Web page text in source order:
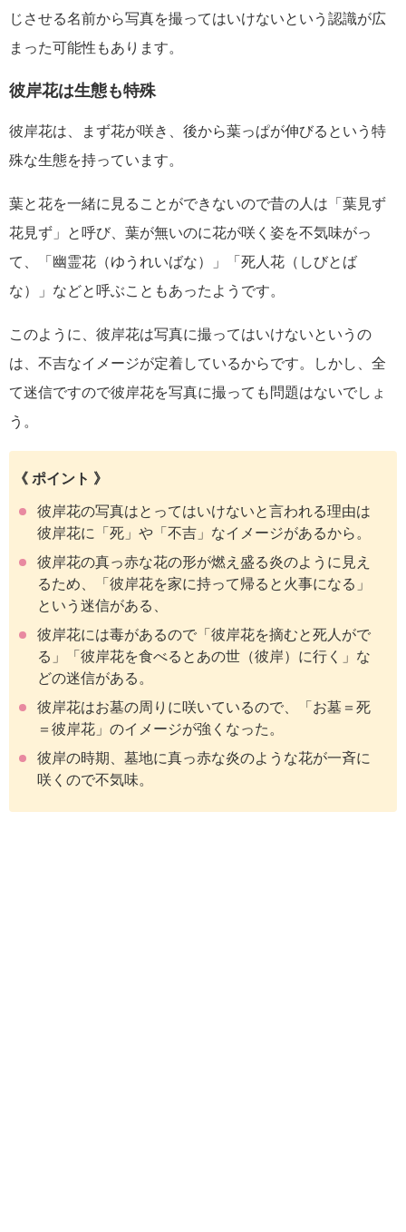
じさせる名前から写真を撮ってはいけないという認識が広
まった可能性もあります。
彼岸花は生態も特殊
彼岸花は、まず花が咲き、後から葉っぱが伸びるという特
殊な生態を持っています。
葉と花を一緒に見ることができないので昔の人は「葉見ず
花見ず」と呼び、葉が無いのに花が咲く姿を不気味がっ
て、「幽霊花（ゆうれいばな）」「死人花（しびとば
な）」などと呼ぶこともあったようです。
このように、彼岸花は写真に撮ってはいけないというの
は、不吉なイメージが定着しているからです。しかし、全
て迷信ですので彼岸花を写真に撮っても問題はないでしょ
う。
《 ポイント 》
彼岸花の写真はとってはいけないと言われる理由は
彼岸花に「死」や「不吉」なイメージがあるから。
彼岸花の真っ赤な花の形が燃え盛る炎のように見え
るため、「彼岸花を家に持って帰ると火事になる」
という迷信がある、
彼岸花には毒があるので「彼岸花を摘むと死人がで
る」「彼岸花を食べるとあの世（彼岸）に行く」な
どの迷信がある。
彼岸花はお墓の周りに咲いているので、「お墓＝死
＝彼岸花」のイメージが強くなった。
彼岸の時期、墓地に真っ赤な炎のような花が一斉に
咲くので不気味。